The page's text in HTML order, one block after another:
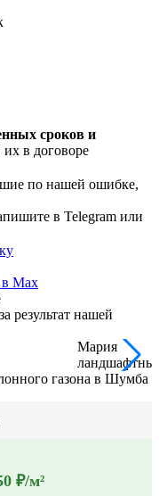
сроков и
в договоре
по нашей ошибке,
в Telegram или
Max
результат нашей
Мария
газона в Шумба
₽/м²